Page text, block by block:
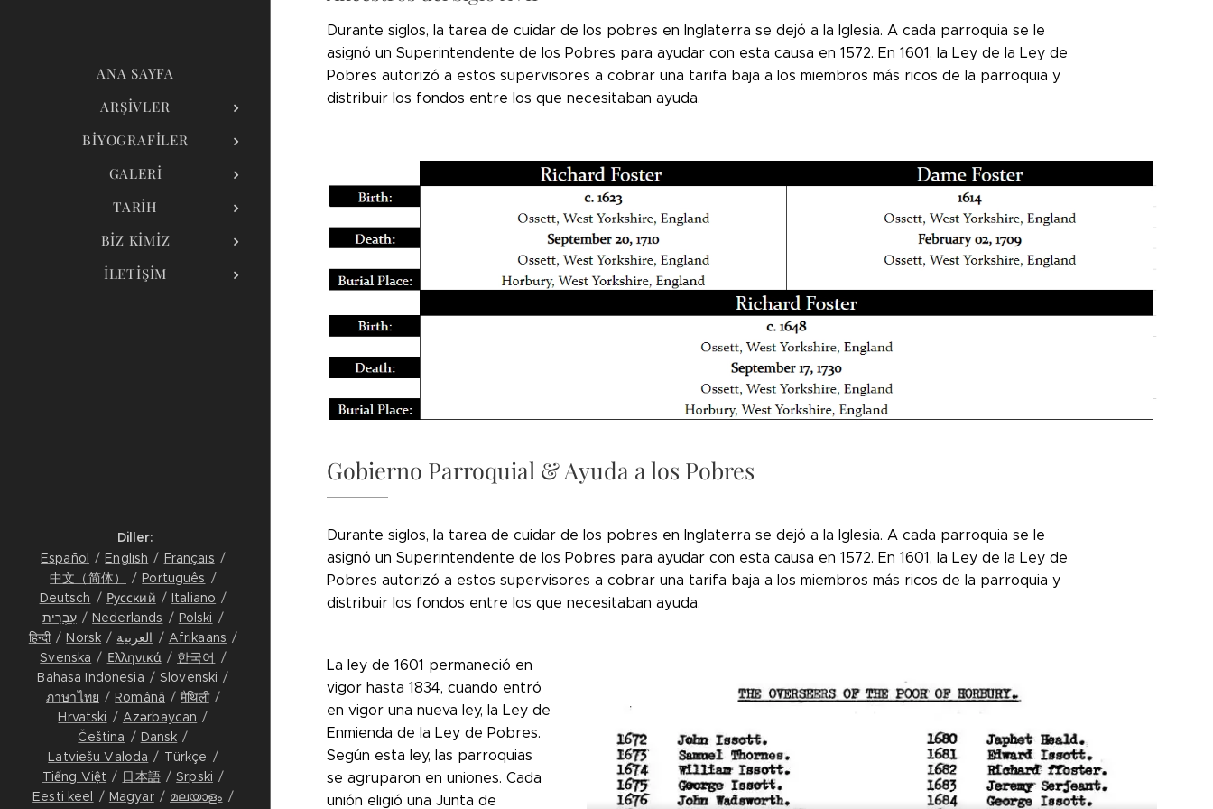
ANA SAYFA
ARŞIVLER
BIYOGRAFILER
GALERI
TARIH
BIZ KIMIZ
İLETIŞIM
Durante siglos, la tarea de cuidar de los pobres en Inglaterra se dejó a la Iglesia. A cada parroquia se le
asignó un Superintendente de los Pobres para ayudar con esta causa en 1572. En 1601, la Ley de la Ley de
Pobres autorizó a estos supervisores a cobrar una tarifa baja a los miembros más ricos de la parroquia y
distribuir los fondos entre los que necesitaban ayuda.
Gobierno Parroquial & Ayuda a los Pobres
Durante siglos, la tarea de cuidar de los pobres en Inglaterra se dejó a la Iglesia. A cada parroquia se le
asignó un Superintendente de los Pobres para ayudar con esta causa en 1572. En 1601, la Ley de la Ley de
Pobres autorizó a estos supervisores a cobrar una tarifa baja a los miembros más ricos de la parroquia y
distribuir los fondos entre los que necesitaban ayuda.
La ley de 1601 permaneció en
vigor hasta 1834, cuando entró
en vigor una nueva ley, la Ley de
Enmienda de la Ley de Pobres.
Según esta ley, las parroquias
se agruparon en uniones. Cada
unión eligió una Junta de
Diller
Español
English
Français
中文（简体）
Português
Deutsch
Русский
Italiano
עִבְרִית
Nederlands
Polski
हिन्दी
Norsk العربية
Afrikaans
Svenska
Ελληνικά
한국어
Bahasa Indonesia
Slovenski
ภาษาไทย
Română
मैथिली
Hrvatski
Azərbaycan
Čeština
Dansk
Latviešu Valoda
Türkçe
Tiếng Việt
日本語
Srpski
Eesti keel
Magyar
മലയാളം